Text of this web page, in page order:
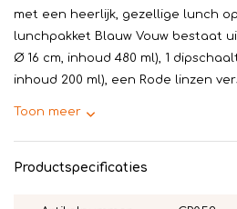
met een heerlijk, gezellige lunch op
lunchpakket Blauw Vouw bestaat
Ø 16 cm, inhoud 480 ml), 1
inhoud 200 ml), een Rode linzen
Toon meer
Productspecificaties